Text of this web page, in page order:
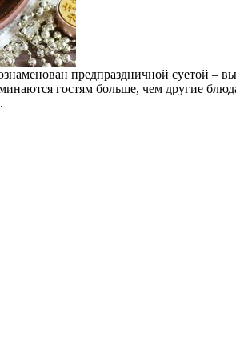
предпраздничной суетой
гостям больше, чем другие